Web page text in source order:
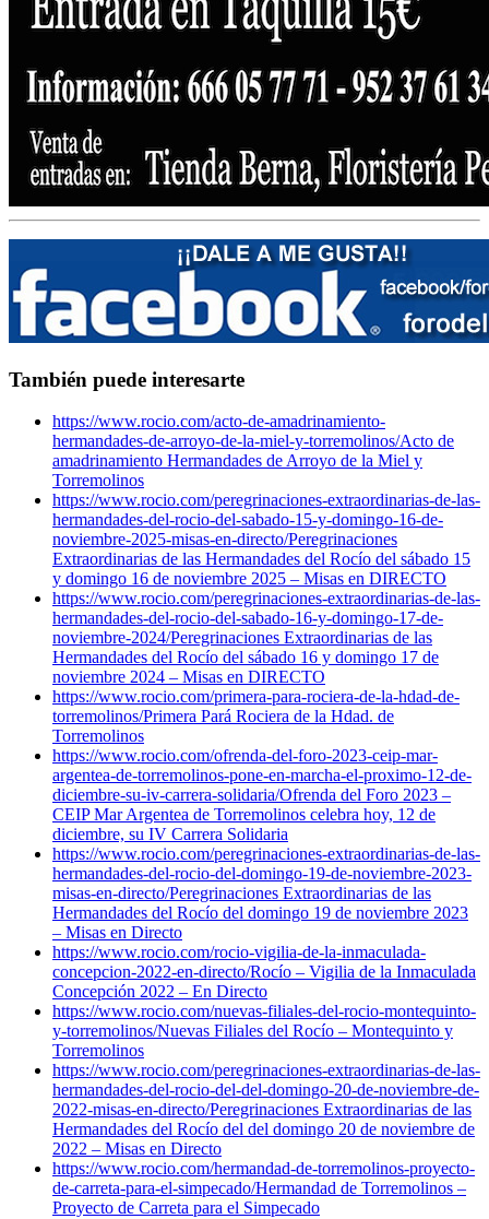
También puede interesarte
https://www.rocio.com/acto-de-amadrinamiento-
hermandades-de-arroyo-de-la-miel-y-torremolinos/Acto de
amadrinamiento Hermandades de Arroyo de la Miel y
Torremolinos
https://www.rocio.com/peregrinaciones-extraordinarias-de-las-
hermandades-del-rocio-del-sabado-15-y-domingo-16-de-
noviembre-2025-misas-en-directo/Peregrinaciones
Extraordinarias de las Hermandades del Rocío del sábado 15
y domingo 16 de noviembre 2025 – Misas en DIRECTO
https://www.rocio.com/peregrinaciones-extraordinarias-de-las-
hermandades-del-rocio-del-sabado-16-y-domingo-17-de-
noviembre-2024/Peregrinaciones Extraordinarias de las
Hermandades del Rocío del sábado 16 y domingo 17 de
noviembre 2024 – Misas en DIRECTO
https://www.rocio.com/primera-para-rociera-de-la-hdad-de-
torremolinos/Primera Pará Rociera de la Hdad. de
Torremolinos
https://www.rocio.com/ofrenda-del-foro-2023-ceip-mar-
argentea-de-torremolinos-pone-en-marcha-el-proximo-12-de-
diciembre-su-iv-carrera-solidaria/Ofrenda del Foro 2023 –
CEIP Mar Argentea de Torremolinos celebra hoy, 12 de
diciembre, su IV Carrera Solidaria
https://www.rocio.com/peregrinaciones-extraordinarias-de-las-
hermandades-del-rocio-del-domingo-19-de-noviembre-2023-
misas-en-directo/Peregrinaciones Extraordinarias de las
Hermandades del Rocío del domingo 19 de noviembre 2023
– Misas en Directo
https://www.rocio.com/rocio-vigilia-de-la-inmaculada-
concepcion-2022-en-directo/Rocío – Vigilia de la Inmaculada
Concepción 2022 – En Directo
https://www.rocio.com/nuevas-filiales-del-rocio-montequinto-
y-torremolinos/Nuevas Filiales del Rocío – Montequinto y
Torremolinos
https://www.rocio.com/peregrinaciones-extraordinarias-de-las-
hermandades-del-rocio-del-del-domingo-20-de-noviembre-de-
2022-misas-en-directo/Peregrinaciones Extraordinarias de las
Hermandades del Rocío del del domingo 20 de noviembre de
2022 – Misas en Directo
https://www.rocio.com/hermandad-de-torremolinos-proyecto-
de-carreta-para-el-simpecado/Hermandad de Torremolinos –
Proyecto de Carreta para el Simpecado